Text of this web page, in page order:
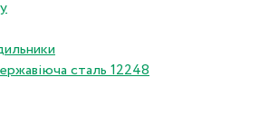
сталь 12248